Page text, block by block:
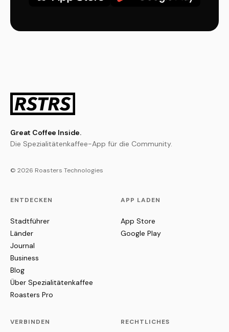
Great Coffee Inside.
Die Spezialitätenkaffee-App für die Community.
© 2026 Roasters Technologies
ENTDECKEN
Stadtführer
Länder
Journal
Business
Blog
Über Spezialitätenkaffee
Roasters Pro
APP LADEN
App Store
Google Play
VERBINDEN RECHTLICHES